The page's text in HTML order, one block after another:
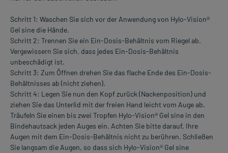
Schritt 1: Waschen Sie sich vor der Anwendung von Hylo-Vision®
Gel sine die Hände.
Schritt 2: Trennen Sie ein Ein-Dosis-Behältnis vom Riegel ab.
Vergewissern Sie sich, dass jedes Ein-Dosis-Behältnis
unbeschädigt ist.
Schritt 3: Zum Öffnen drehen Sie das flache Ende des Ein-Dosis-
Behältnisses ab (nicht ziehen).
Schritt 4: Legen Sie nun den Kopf zurück (Nackenposition) und
ziehen Sie das Unterlid mit der freien Hand leicht vom Auge ab.
Träufeln Sie einen bis zwei Tropfen Hylo-Vision® Gel sine in den
Bindehautsack jeden Auges ein. Achten Sie bitte darauf, Ihre
Augen mit dem Ein-Dosis-Behältnis nicht zu berühren. Schließen
Sie langsam die Augen, so dass sich Hylo-Vision® Gel sine